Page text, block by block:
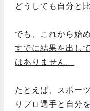
どうしても自分と
でも、これから始
すでに結果を出し
はありません。
たとえば、スポー
りプロ選手と自分